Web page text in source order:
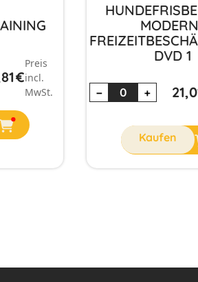
€
Preis
incl.
MwSt.
DVD 1
− +